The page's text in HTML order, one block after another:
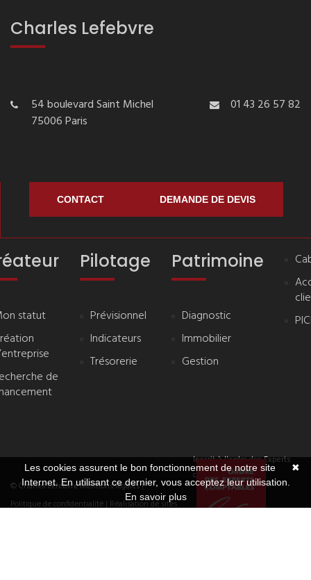
Charles Lefebvre
54 boulevard Saint Michel
75006 Paris
01 43 26 57 82
CONTACT DEMANDE DE DEVIS
statut
de
Pilotage
Prévisionnel
Indicateurs
Trésorerie
Patrimoine
Diagnostic
Immobilier
Gestion
© Charles LefebvreMentions légales|
Politique de confidentialité| Réalisation de sites
Inscrit à l'ordre des Experts
comptables
✖
Les cookies assurent le bon fonctionnement de notre site
Internet. En utilisant ce dernier, vous acceptez leur utilisation.
En savoir plus